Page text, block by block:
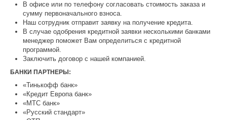
В офисе или по телефону согласовать стоимость заказа и
сумму первоначального взноса.
Наш сотрудник отправит заявку на получение кредита.
В случае одобрения кредитной заявки несколькими банками
менеджер поможет Вам определиться с кредитной
программой.
Заключить договор с нашей компанией.
БАНКИ ПАРТНЕРЫ:
«Тинькофф банк»
«Кредит Европа банк»
«МТС банк»
«Русский стандарт»